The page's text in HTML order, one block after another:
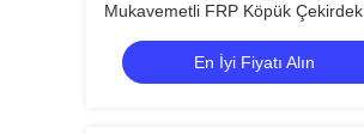
Mukavemetli FRP Köpük Çekirdek
Panelleri Isı Yalıtımı
En İyi Fiyatı Alın